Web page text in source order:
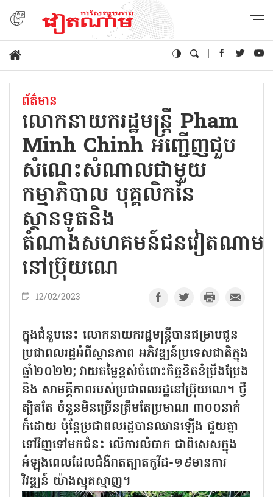
ព័ត៌មាន
លោកនាយករដ្ឋមន្ត្រី Pham
Minh Chinh អញ្ជើញជួប
សំណេះសំណាលជាមួយ
កម្មាភិបាល បុគ្គលិកនៃ
ស្ថានទូតនិង
តំណាងសហគមន៍ជនវៀតណាម
នៅប្រ៊ុយណេ
12/02/2023
ក្នុងជំនួបនេះ លោកនាយករដ្ឋមន្ត្រីបានជម្រាបជូន
ប្រជាពលរដ្ឋអំពីស្ថានភាព អភិវឌ្ឍន៍ប្រទេសជាតិក្នុង
ឆ្នាំ២០២២; វាយតម្លៃខ្ពស់ចំពោះកិច្ចខិតខំប្រឹងប្រែង
និង សាមគ្គីភាពរបស់ប្រជាពលរដ្ឋនៅប្រ៊ុយណេ។ ថ្វី
ត្បិតតែ ចំនួនមិនច្រើនត្រឹមតែប្រមាណ ៣០០នាក់
ក៏ដោយ ប៉ុន្តែប្រជាពលរដ្ឋបានឈានឡើង ជួយគ្នា
ទៅវិញទៅមកជំនះ លើការលំបាក ជាពិសេសក្នុង
អំឡុងពេលដែលជំងឺរាតត្បាតកូវីដ-១៩មានការ
វិវឌ្ឍន៍ យ៉ាងស្មុគស្មាញ។